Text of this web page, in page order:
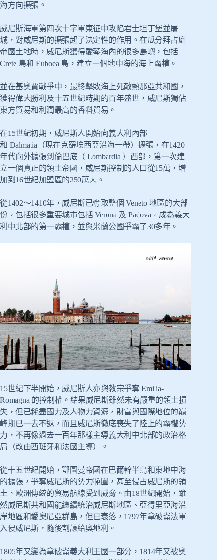
海方向擴張。
威尼斯海軍第四次十字軍東征中攻陷君士坦丁堡並屠
城，對威尼斯的擴張起了決定性的作用。在瓜分拜占庭
帝國土地時，威尼斯獲得愛琴海內的很多島嶼，包括
Crete 島和 Euboea 島，建立一個地中海的海上霸權。
並在基奧賈戰爭中，最終擊敗海上死敵熱那亞共和國，
獲得偉大勝利及十五世紀時期的百年盛世，威尼斯獨佔
東方貿易和利潤最高的香料貿易。
在15世紀初期，威尼斯人開始向義大利內部
和 Dalmatia（現在克羅埃西亞沿海一帶）擴張，在1420
年代向外擴張到倫巴底（ Lombardia ）西部，第一次建
立一個真正的領土帝國，威尼斯控制的人口從15萬，增
加到16世紀加盟區的250萬人。
從1402～1410年，威尼斯已奪取整個 Veneto 地區的大部
份，包括很多重要城市包括 Verona 及 Padova，成為義大
利中北部的第一霸權，並與米蘭公國爭霸了30多年。
15世紀下半開始，威尼斯人亦與教宗爭奪 Emilia-
Romagna 的控制權。結果威尼斯雖然未有嚴重的領土損
失，但已耗盡國力及人物力資源，財富與國際地位的巔
峰期已一去不返，而且威尼斯徹底喪失了陸上的霸權勢
力，不再像過去一百年那樣主導義大利中北部的政治格
局（改由西班牙和法國主導）。
從十五世紀開始，鄂圖曼帝國在巴爾幹半島和東地中海
的擴張，爭奪威尼斯的勢力範圍，甚至侵占威尼斯的領
土，歐洲傳統的貿易航線受到威脅。由18世紀開始，雖
然威尼斯共和國能繼續統治威尼斯地區、亞得里亞海沿
岸地區和愛奧尼亞群島，但已衰落，1797年拿破崙法軍
入侵威尼斯，隨後割讓給奧地利。
1805年又變為拿破崙義大利王國一部分，1814年又被奧